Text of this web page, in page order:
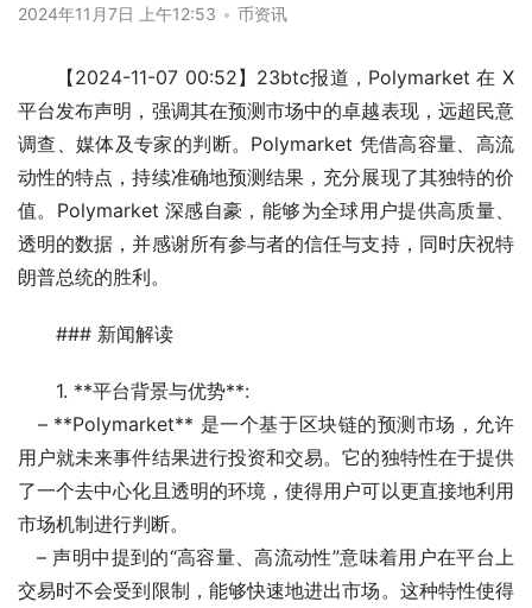
2024年11月7日 上午12:53 • 币资讯
【2024-11-07 00:52】23btc报道，Polymarket 在 X
平台发布声明，强调其在预测市场中的卓越表现，远超民意
调查、媒体及专家的判断。Polymarket 凭借高容量、高流
动性的特点，持续准确地预测结果，充分展现了其独特的价
值。Polymarket 深感自豪，能够为全球用户提供高质量、
透明的数据，并感谢所有参与者的信任与支持，同时庆祝特
朗普总统的胜利。
### 新闻解读
1. **平台背景与优势**:
用户就未来事件结果进行投资和交易。它的独特性在于提供
了一个去中心化且透明的环境，使得用户可以更直接地利用
市场机制进行判断。
   – 声明中提到的“高容量、高流动性”意味着用户在平台上
交易时不会受到限制，能够快速地进出市场。这种特性使得